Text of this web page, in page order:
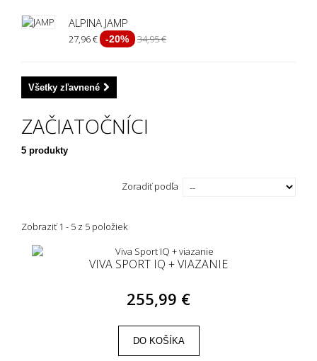
ALPINA JAMP
27,96 € -20% 34,95 €
Všetky zľavnené
ZAČIATOČNÍCI
5 produkty
Zoradiť podľa
Zobraziť 1 - 5 z 5 položiek
VIVA SPORT IQ + VIAZANIE
255,99 €
DO KOŠÍKA